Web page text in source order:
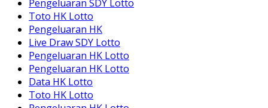
Pengeluaran SDY Lotto
Toto HK Lotto
Pengeluaran HK
Live Draw SDY Lotto
Pengeluaran HK Lotto
Pengeluaran HK Lotto
Data HK Lotto
Toto HK Lotto